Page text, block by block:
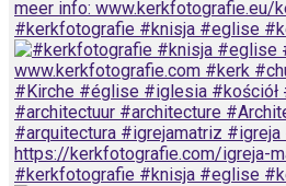
#kerkfotografie #knisja #eglise
#kerkfotografie #knisja #eglise